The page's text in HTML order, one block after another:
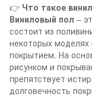
👉 Что такое
Виниловый пол –
состоит из
некоторых
покрытием. На
рисунком и
препятствует
долговечность